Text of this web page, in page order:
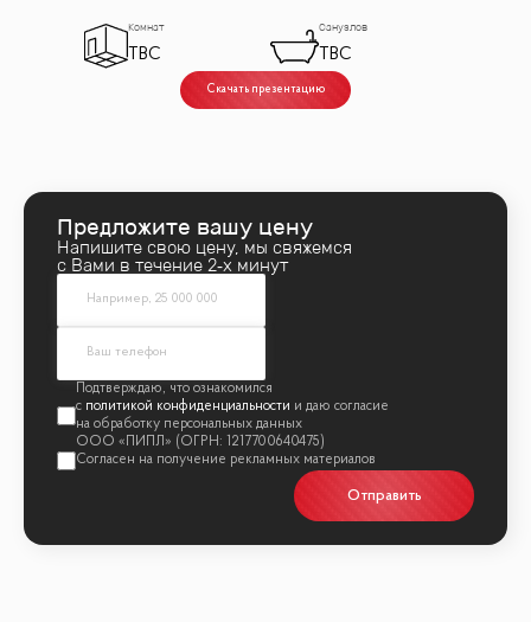
Комнат
TBC
Санузлов
TBC
Скачать презентацию
Предложите вашу цену
Напишите свою цену, мы свяжемся
с Вами в течение 2‑х минут
политикой конфиденциальности
Отправить